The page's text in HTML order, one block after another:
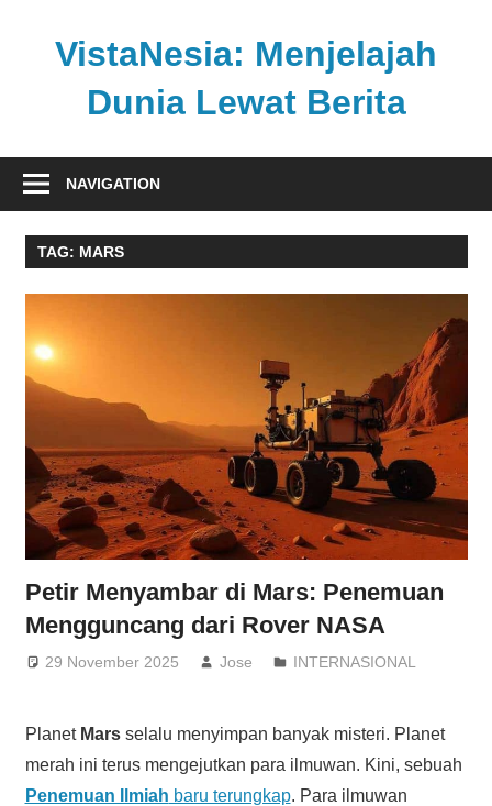
VistaNesia: Menjelajah
Dunia Lewat Berita
nasional
global
dalam
informatif
NAVIGATION
TAG: MARS
Petir Menyambar di Mars: Penemuan
Mengguncang dari Rover NASA
29 November 2025 Jose INTERNASIONAL
Planet Marsselalu menyimpan banyak misteri. Planet
merah ini terus mengejutkan para ilmuwan. Kini, sebuah
Penemuan Ilmiah baru terungkap. Para ilmuwan